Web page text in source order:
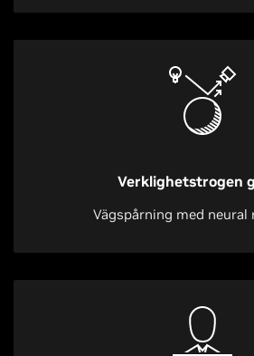
Verklighetstrogen
Vägspårning med neural